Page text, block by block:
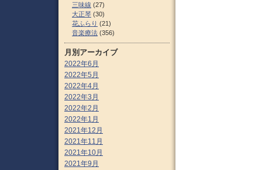
三味線 (27)
大正琴 (30)
花ふらり (21)
音楽療法 (356)
月別アーカイブ
2022年6月
2022年5月
2022年4月
2022年3月
2022年2月
2022年1月
2021年12月
2021年11月
2021年10月
2021年9月